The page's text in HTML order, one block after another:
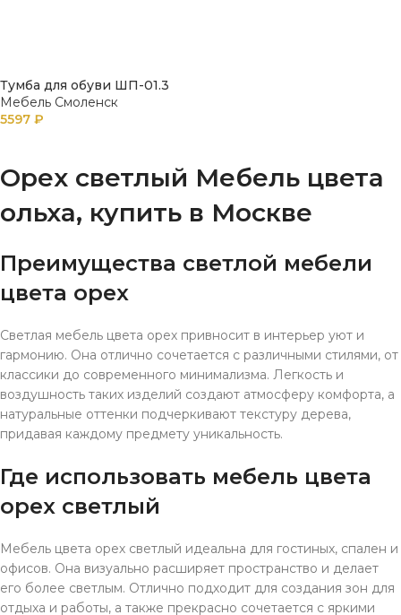
Тумба для обуви ШП-01.3
Мебель Смоленск
5597 ₽
Орех светлый Мебель цвета
ольха, купить в Москве
Преимущества светлой мебели
цвета орех
Светлая мебель цвета орех привносит в интерьер уют и
гармонию. Она отлично сочетается с различными стилями, от
классики до современного минимализма. Легкость и
воздушность таких изделий создают атмосферу комфорта, а
натуральные оттенки подчеркивают текстуру дерева,
придавая каждому предмету уникальность.
Где использовать мебель цвета
орех светлый
Мебель цвета орех светлый идеальна для гостиных, спален и
офисов. Она визуально расширяет пространство и делает
его более светлым. Отлично подходит для создания зон для
отдыха и работы, а также прекрасно сочетается с яркими